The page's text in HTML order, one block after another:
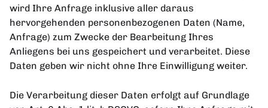
wird Ihre Anfrage inklusive aller daraus
hervorgehenden personenbezogenen Daten (Name,
Anfrage) zum Zwecke der Bearbeitung Ihres
Anliegens bei uns gespeichert und verarbeitet. Diese
Daten geben wir nicht ohne Ihre Einwilligung weiter.
Die Verarbeitung dieser Daten erfolgt auf Grundlage